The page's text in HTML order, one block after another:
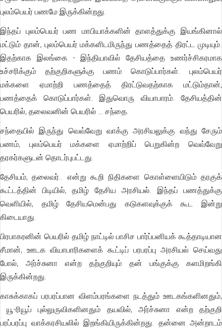
புலம்பெயர் பணமே இருக்கின்றது.
இந்தப் புலம்பெயர் பண மாபியாக்களின் தாளத்துக்கு இயங்கினால்
மட்டும் தான், புலம்பெயர் மக்களிடமிருந்து பணத்தைத் திரட்ட முடியும்.
இதற்காக இலங்கை - இந்தியாவில் தேசியத்தை உணர்ச்சிகரமாக
உச்சரிக்கும் தற்குறிகளுக்கு பணம் கொடுப்பார்கள். புலம்பெயர்
மக்களை ஏமாற்றி பணத்தைத் திரட்டுவதற்காக மட்டும்தான்,
பணத்தைக் கொடுப்பார்கள். இதுவொரு வியாபாரம். தேசியத்தின்
பெயரில், தலைவனின் பெயரில் … சந்தை.
சந்தையில் இருந்து வெவ்வேறு வாக்கு அரசியலுக்கு வந்து சேரும்
பணம், புலம்பெயர் மக்களை ஏமாற்றிப் பெறுகின்ற வெவ்வேறு
தரகர்களுடன் தொடர்புபட்டது.
தேசியம், தலைவர்.. என்று கூறி நிதிகளை கொள்ளையிடும் தரகுக்
கூட்டத்தின் பிடியில், தமிழ் தேசிய அரசியல். இந்தப் பணத்துக்கு
வெளியில், தமிழ் தேசியமென்பது கடுகளவுக்குக் கூட இன்று
கிடையாது.
பிரபாகரனின் பெயரில் தமிழ் நாட்டில் பாசிச பார்ப்பனியக் கூத்தாடியான
சீமான், ஊடக வியாபாரிகளைக் கூட்டிப் பரபரப்பு அரசியல் செய்வது
போல், அர்ச்சுனா என்ற தற்குறியும் தன் பங்குக்கு களமிறங்கி
இருக்கின்றது.
காசுக்காகப் பரபரப்பான விளம்பரங்களை நடத்தும் ஊடகங்களினதும்,
யூ-ரியூப் புல்லுருவிகளினதும் தயவில், அர்ச்சுனா என்ற தற்குறி
பரப்பரப்பு வாக்கரசியலில் இறங்கியிருக்கின்றது. தன்னை அன்றாடம்